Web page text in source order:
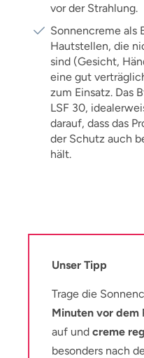
vor der Strahlung.
Sonnencreme als
Hautstellen, die
sind (Gesicht,
eine gut
zum Einsatz. Das
LSF 30,
darauf, dass das
der Schutz auch
hält.
Unser Tipp
Trage die
Minuten vor dem
auf und creme
besonders nach